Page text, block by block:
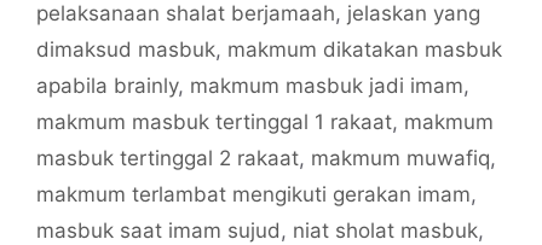
pelaksanaan shalat berjamaah, jelaskan yang
dimaksud masbuk, makmum dikatakan masbuk
apabila brainly, makmum masbuk jadi imam,
makmum masbuk tertinggal 1 rakaat, makmum
masbuk tertinggal 2 rakaat, makmum muwafiq,
makmum terlambat mengikuti gerakan imam,
masbuk saat imam sujud, niat sholat masbuk,